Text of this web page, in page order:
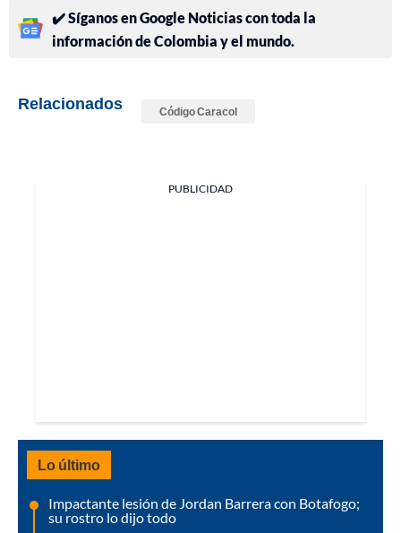
✔️ Síganos en Google Noticias con toda la
información de Colombia y el mundo.
Relacionados Código Caracol
PUBLICIDAD
Lo último
Impactante lesión de Jordan Barrera con Botafogo;
su rostro lo dijo todo